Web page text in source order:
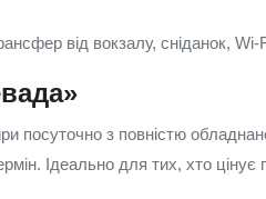
від вокзалу, сніданок,
посуточно з повністю
Ідеально для тих, хто цінує